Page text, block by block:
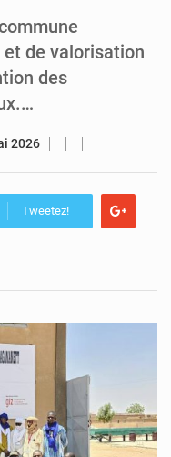
et de valorisation
des
2026
Tweetez!